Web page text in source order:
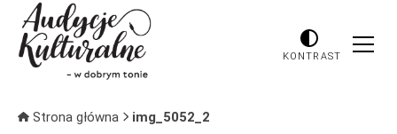
KONTRAST
Strona główna img_5052_2